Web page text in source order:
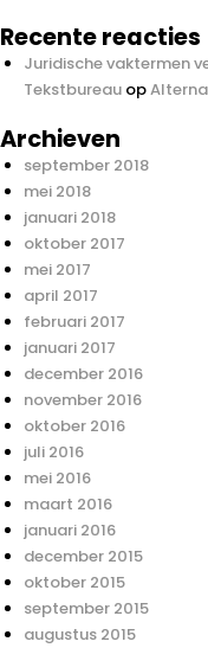
Recente reacties
Juridische vaktermen
Tekstbureau op
Archieven
september 2018
mei 2018
januari 2018
oktober 2017
mei 2017
april 2017
februari 2017
januari 2017
december 2016
november 2016
oktober 2016
juli 2016
mei 2016
maart 2016
januari 2016
december 2015
oktober 2015
september 2015
augustus 2015